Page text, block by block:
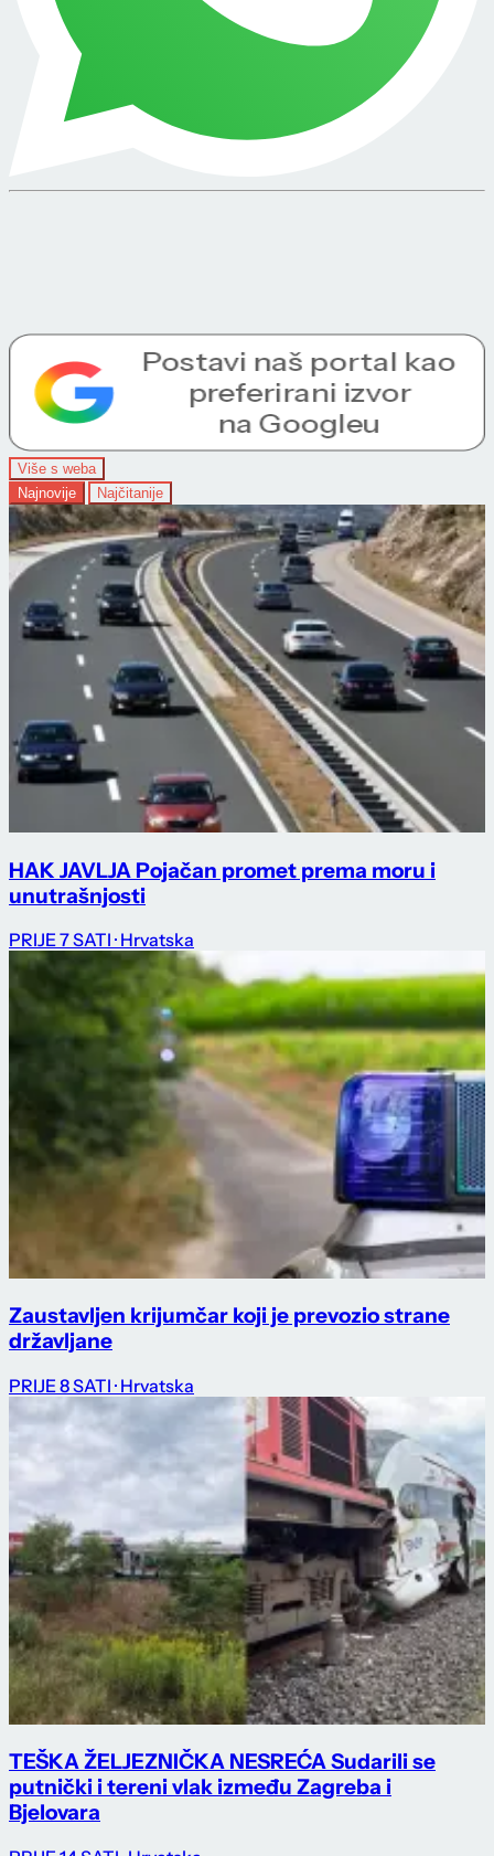
Više s weba
Najnovije
Najčitanije
HAK JAVLJA Pojačan promet prema moru i
unutrašnjosti
PRIJE 7 SATI · Hrvatska
Zaustavljen krijumčar koji je prevozio strane
državljane
PRIJE 8 SATI · Hrvatska
TEŠKA ŽELJEZNIČKA NESREĆA Sudarili se
putnički i tereni vlak između Zagreba i
Bjelovara